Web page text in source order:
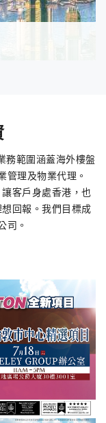
務範圍涵蓋海外樓盤
管理及物業代理。
客戶身處香港，也
回報。我們目標成
司。